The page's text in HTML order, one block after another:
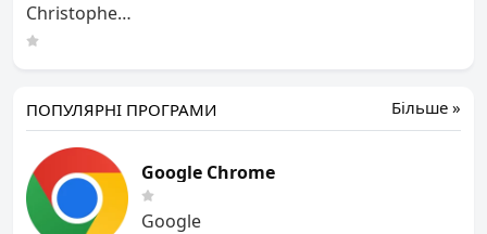
Christophe
Dumez
Більше »
ПОПУЛЯРНІ ПРОГРАМИ
Google Chrome
Google